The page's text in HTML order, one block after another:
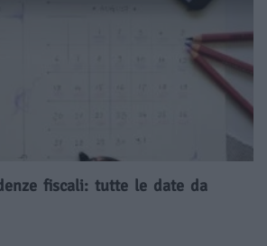
fiscali: tutte le date da